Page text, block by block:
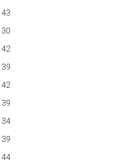
43
30
42
39
42
39
34
39
44